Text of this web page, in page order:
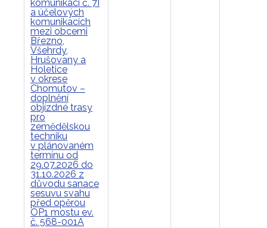
komunikaci č. 7I
a účelových
komunikacích
mezi obcemi
Březno,
Všehrdy,
Hrušovany a
Holetice
v okrese
Chomutov –
doplnění
objízdné trasy
pro
zemědělskou
techniku
v plánovaném
termínu od
29.07.2026 do
31.10.2026 z
důvodu sanace
sesuvu svahu
před opěrou
OP1 mostu ev.
č. 568-001A